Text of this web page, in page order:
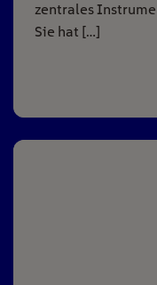
zentrales
Sie hat […]